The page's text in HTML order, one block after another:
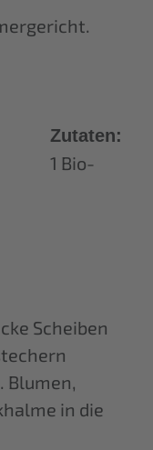
Zutaten:
1 Bio-
Scheiben
in die